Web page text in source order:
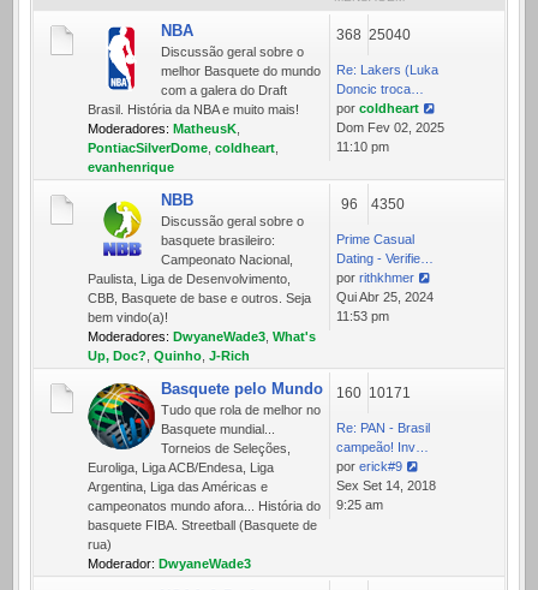
NBA
Discussão geral sobre o
melhor Basquete do mundo
com a galera do Draft
Brasil. História da NBA e muito mais!
Moderadores: MatheusK
PontiacSilverDome coldheart
evanhenrique
368 25040
Re: Lakers (Luka
Doncic troca…
por coldheart
Ver
última
Dom Fev 02, 2025
11:10 pm
NBB
Discussão geral sobre o
basquete brasileiro:
Campeonato Nacional,
Paulista, Liga de Desenvolvimento,
CBB, Basquete de base e outros. Seja
bem vindo(a)!
Moderadores: DwyaneWade3 What's
Up, Doc? Quinho J-Rich
96 4350
Prime Сasual
Dating - Verifie…
por rithkhmer
Ver
última
Qui Abr 25, 2024
11:53 pm
Basquete pelo Mundo
Tudo que rola de melhor no
Basquete mundial...
Torneios de Seleções,
Euroliga, Liga ACB/Endesa, Liga
Argentina, Liga das Américas e
campeonatos mundo afora... História do
basquete FIBA. Streetball (Basquete de
rua)
Moderador: DwyaneWade3
160 10171
Re: PAN - Brasil
campeão! Inv…
por erick#9
Ver
última
Sex Set 14, 2018
9:25 am